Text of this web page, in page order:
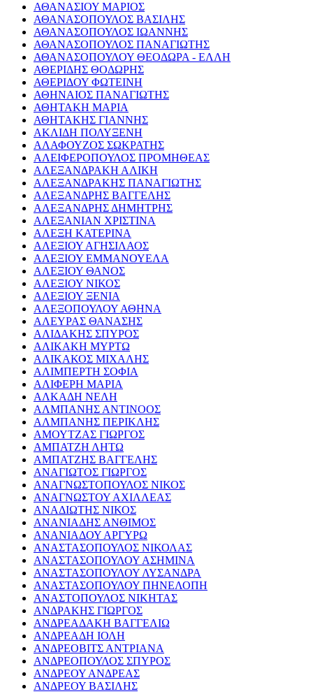
ΑΘΑΝΑΣΙΟΥ ΜΑΡΙΟΣ
ΑΘΑΝΑΣΟΠΟΥΛΟΣ ΒΑΣΙΛΗΣ
ΑΘΑΝΑΣΟΠΟΥΛΟΣ ΙΩΑΝΝΗΣ
ΑΘΑΝΑΣΟΠΟΥΛΟΣ ΠΑΝΑΓΙΩΤΗΣ
ΑΘΑΝΑΣΟΠΟΥΛΟΥ ΘΕΟΔΩΡΑ - ΕΛΛΗ
ΑΘΕΡΙΔΗΣ ΘΟΔΩΡΗΣ
ΑΘΕΡΙΔΟΥ ΦΩΤΕΙΝΗ
ΑΘΗΝΑΙΟΣ ΠΑΝΑΓΙΩΤΗΣ
ΑΘΗΤΑΚΗ ΜΑΡΙΑ
ΑΘΗΤΑΚΗΣ ΓΙΑΝΝΗΣ
ΑΚΛΙΔΗ ΠΟΛΥΞΕΝΗ
ΑΛΑΦΟΥΖΟΣ ΣΩΚΡΑΤΗΣ
ΑΛΕΙΦΕΡΟΠΟΥΛΟΣ ΠΡΟΜΗΘΕΑΣ
ΑΛΕΞΑΝΔΡΑΚΗ ΑΛΙΚΗ
ΑΛΕΞΑΝΔΡΑΚΗΣ ΠΑΝΑΓΙΩΤΗΣ
ΑΛΕΞΑΝΔΡΗΣ ΒΑΓΓΕΛΗΣ
ΑΛΕΞΑΝΔΡΗΣ ΔΗΜΗΤΡΗΣ
ΑΛΕΞΑΝΙΑΝ ΧΡΙΣΤΙΝΑ
ΑΛΕΞΗ ΚΑΤΕΡΙΝΑ
ΑΛΕΞΙΟΥ ΑΓΗΣΙΛΑΟΣ
ΑΛΕΞΙΟΥ ΕΜΜΑΝΟΥΕΛΑ
ΑΛΕΞΙΟΥ ΘΑΝΟΣ
ΑΛΕΞΙΟΥ ΝΙΚΟΣ
ΑΛΕΞΙΟΥ ΞΕΝΙΑ
ΑΛΕΞΟΠΟΥΛΟΥ ΑΘΗΝΑ
ΑΛΕΥΡΑΣ ΘΑΝΑΣΗΣ
ΑΛΙΔΑΚΗΣ ΣΠΥΡΟΣ
ΑΛΙΚΑΚΗ ΜΥΡΤΩ
ΑΛΙΚΑΚΟΣ ΜΙΧΑΛΗΣ
ΑΛΙΜΠΕΡΤΗ ΣΟΦΙΑ
ΑΛΙΦΕΡΗ ΜΑΡΙΑ
ΑΛΚΑΔΗ ΝΕΛΗ
ΑΛΜΠΑΝΗΣ ΑΝΤΙΝΟΟΣ
ΑΛΜΠΑΝΗΣ ΠΕΡΙΚΛΗΣ
ΑΜΟΥΤΖΑΣ ΓΙΩΡΓΟΣ
ΑΜΠΑΤΖΗ ΛΗΤΩ
ΑΜΠΑΤΖΗΣ ΒΑΓΓΕΛΗΣ
ΑΝΑΓΙΩΤΟΣ ΓΙΩΡΓΟΣ
ΑΝΑΓΝΩΣΤΟΠΟΥΛΟΣ ΝΙΚΟΣ
ΑΝΑΓΝΩΣΤΟΥ ΑΧΙΛΛΕΑΣ
ΑΝΑΔΙΩΤΗΣ ΝΙΚΟΣ
ΑΝΑΝΙΑΔΗΣ ΑΝΘΙΜΟΣ
ΑΝΑΝΙΑΔΟΥ ΑΡΓΥΡΩ
ΑΝΑΣΤΑΣΟΠΟΥΛΟΣ ΝΙΚΟΛΑΣ
ΑΝΑΣΤΑΣΟΠΟΥΛΟΥ ΑΣΗΜΙΝΑ
ΑΝΑΣΤΑΣΟΠΟΥΛΟΥ ΛΥΣΑΝΔΡΑ
ΑΝΑΣΤΑΣΟΠΟΥΛΟΥ ΠΗΝΕΛΟΠΗ
ΑΝΑΣΤΟΠΟΥΛΟΣ ΝΙΚΗΤΑΣ
ΑΝΔΡΑΚΗΣ ΓΙΩΡΓΟΣ
ΑΝΔΡΕΑΔΑΚΗ ΒΑΓΓΕΛΙΩ
ΑΝΔΡΕΑΔΗ ΙΟΛΗ
ΑΝΔΡΕΟΒΙΤΣ ΑΝΤΡΙΑΝΑ
ΑΝΔΡΕΟΠΟΥΛΟΣ ΣΠΥΡΟΣ
ΑΝΔΡΕΟΥ ΑΝΔΡΕΑΣ
ΑΝΔΡΕΟΥ ΒΑΣΙΛΗΣ